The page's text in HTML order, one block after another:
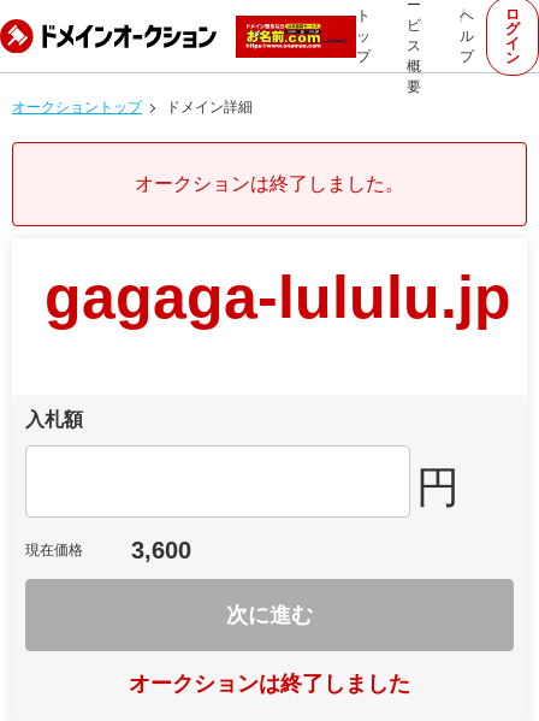
ト
ッ
プ
ー
ビ
ス
概
要
ヘ
ル
プ
ロ
グ
イ
ン
オークショントップ ドメイン詳細
オークションは終了しました。
gagaga-lululu.jp
入札額
円
現在価格 3,600
次に進む
オークションは終了しました